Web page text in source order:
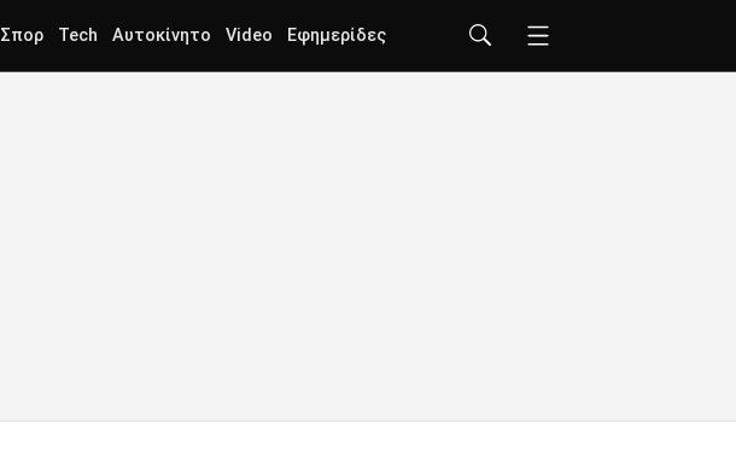
Σπορ Tech Αυτοκίνητο Video Εφημερίδες